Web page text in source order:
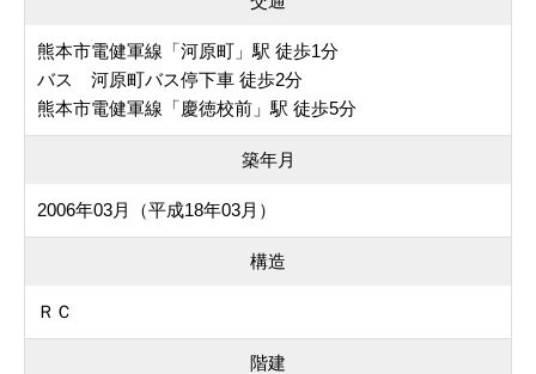
熊本市電健軍線「河原町」駅 徒歩1分
バス 河原町バス停下車 徒歩2分
熊本市電健軍線「慶徳校前」駅 徒歩5分
築年月
2006年03月（平成18年03月）
構造
ＲＣ
階建